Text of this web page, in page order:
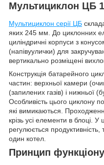
Мультициклон ЦБ
Мультициклон серії ЦБ
яких 245 мм. До циклонних
циліндричні корпуси з
(напівуулички) для
вертикально розміщені
Конструкція батарейного
частин: верхньої камери
(запилених газів) і нижньої
Особливість цього циклону
які вимикаються.
крізь усі елементи в блоці.
регулюється
один котел.
Принцип